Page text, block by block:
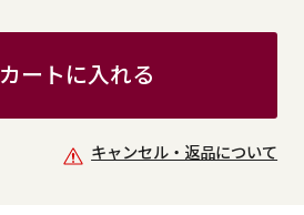
カートに入れる
キャンセル・返品について